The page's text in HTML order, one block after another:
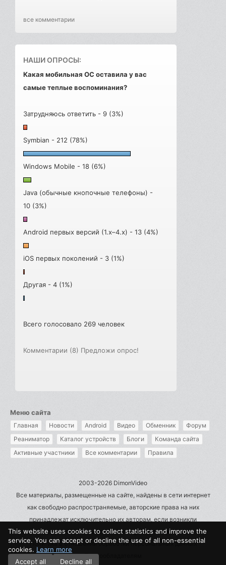
все комментарии
НАШИ ОПРОСЫ:
Какая мобильная ОС оставила у вас
самые теплые воспоминания?
Затрудняюсь ответить - 9 (3%)
Symbian - 212 (78%)
Windows Mobile - 18 (6%)
Java (обычные кнопочные телефоны) -
10 (3%)
Android первых версий (1.x–4.x) - 13 (4%)
iOS первых поколений - 3 (1%)
Другая - 4 (1%)
Всего голосовало 269 человек
Комментарии (8) Предложи опрос!
Меню сайта
Главная Новости Android Видео Обменник
Форум
Реаниматор
Каталог устройств Блоги
Команда сайта
Активные участники
Все комментарии Правила
2003-2026 DimonVideo
Все материалы, размещенные на сайте, найдены в сети интернет
как свободно распространяемые, авторские права на них
принадлежат исключительно их авторам, если возникли
претензии - пишите на admin@dimonvideo.ru
Политика в отношении обработки персональных данных
Правообладателям
This website uses cookies to collect statistics and improve the
service. You can accept or decline the use of all non-essential
cookies. Learn more
Accept all
Decline all